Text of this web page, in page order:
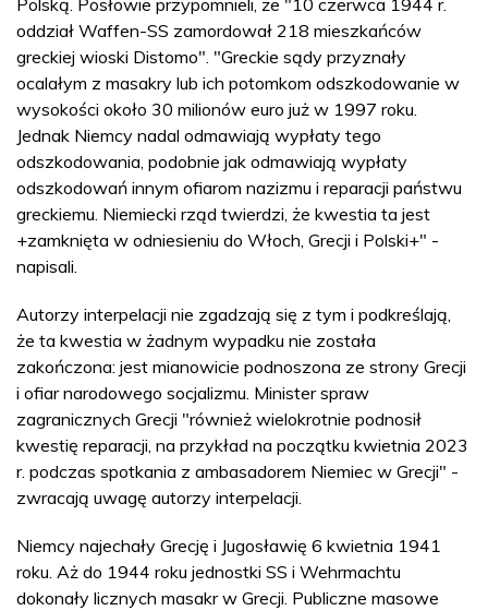
oddział Waffen-SS zamordował 218 mieszkańców
greckiej wioski Distomo". "Greckie sądy przyznały
ocalałym z masakry lub ich potomkom odszkodowanie w
wysokości około 30 milionów euro już w 1997 roku.
Jednak Niemcy nadal odmawiają wypłaty tego
odszkodowania, podobnie jak odmawiają wypłaty
odszkodowań innym ofiarom nazizmu i reparacji państwu
greckiemu. Niemiecki rząd twierdzi, że kwestia ta jest
+zamknięta w odniesieniu do Włoch, Grecji i Polski+" -
napisali.
Autorzy interpelacji nie zgadzają się z tym i podkreślają,
że ta kwestia w żadnym wypadku nie została
zakończona: jest mianowicie podnoszona ze strony Grecji
i ofiar narodowego socjalizmu. Minister spraw
zagranicznych Grecji "również wielokrotnie podnosił
kwestię reparacji, na przykład na początku kwietnia 2023
r. podczas spotkania z ambasadorem Niemiec w Grecji" -
zwracają uwagę autorzy interpelacji.
Niemcy najechały Grecję i Jugosławię 6 kwietnia 1941
roku. Aż do 1944 roku jednostki SS i Wehrmachtu
dokonały licznych masakr w Grecji. Publiczne masowe